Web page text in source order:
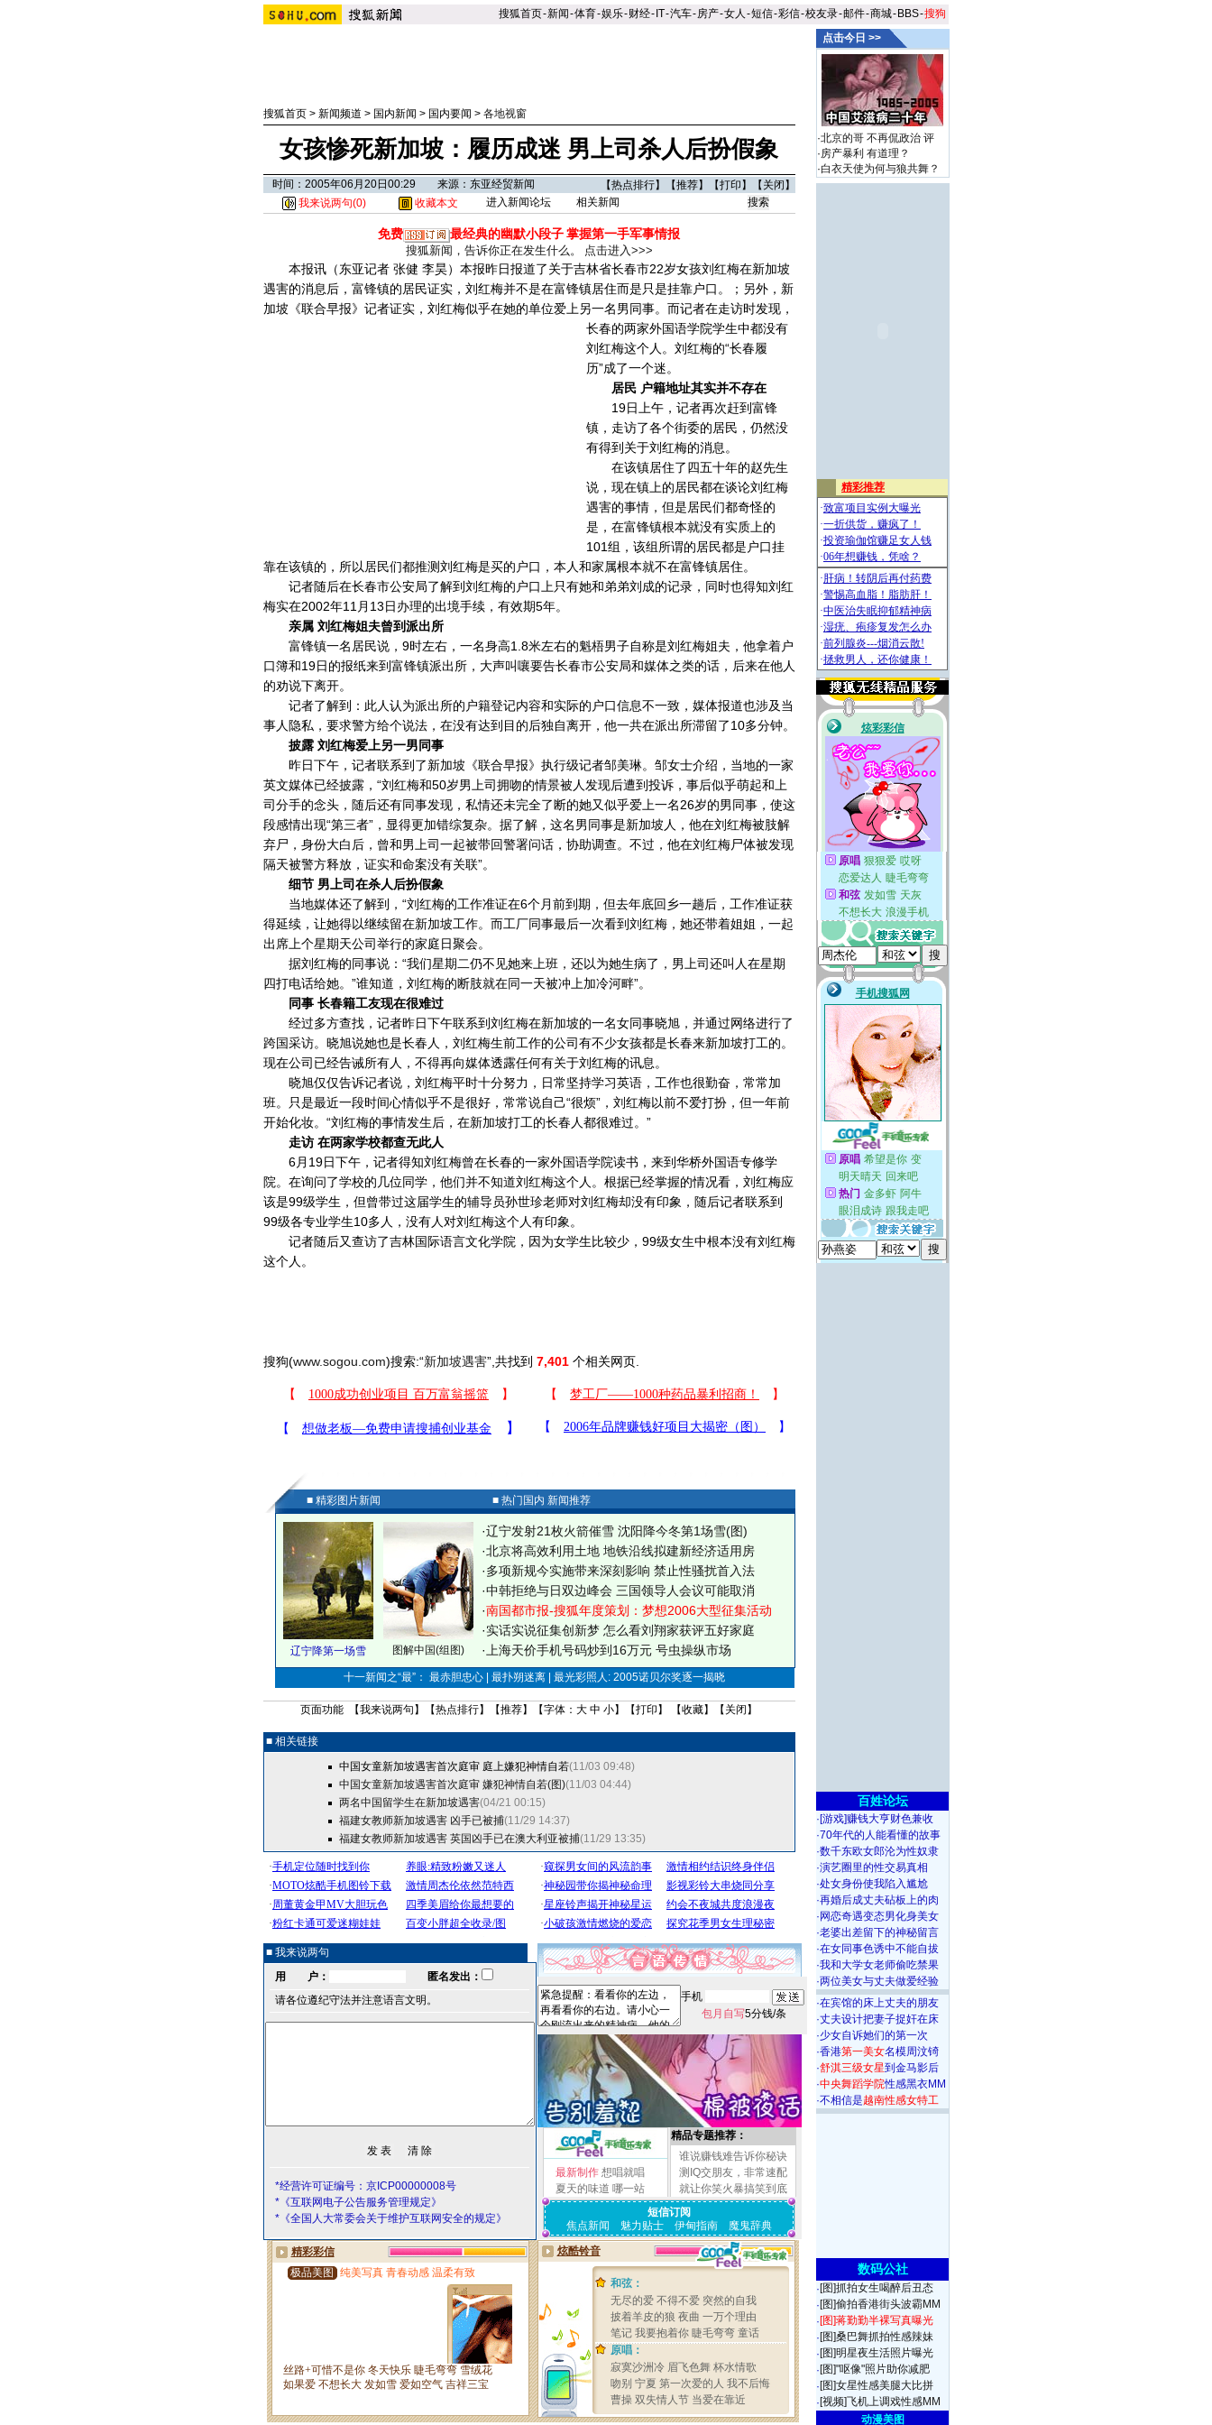
搜狐首页-新闻-体育-娱乐-财经- IT-汽车-房产-女人 -短信-彩信-校友录-邮件-商城- BBS-搜狗
搜狐首页> 新闻频道 > 国内新闻 > 国内要闻 > 各地视窗
女孩惨死新加坡：履历成迷 男上司杀人后扮假象
时间：2005年06月20日00:29 来源：东亚经贸新闻 【热点排行】【推荐】【打印 】【 关闭 】
我来说两句(0) 收藏本文 进入新闻论坛 相关新闻
免费 最经典的幽默小段子掌握第一手军事情报
搜狐新闻，告诉你正在发生什么。 点击进入>>>
本报讯（东亚记者 张健 李昊）本报昨日报道了关于吉林省长春市22岁女孩刘红梅在新加坡
遇害的消息后，富锋镇的居民证实，刘红梅并不是在富锋镇居住而是只是挂靠户口。；另外，新
加坡《联合早报》记者证实，刘红梅似乎在她的单位爱上另一名男同事。 而记者在走访时发现，
长春的两家外国语学院学生中都没有
刘红梅这个人。刘红梅的“长春履
历”成了一个迷。
居民 户籍地址其实并不存在
19日上午，记者再次赶到富锋
镇，走访了各个街委的居民，仍然没
有得到关于刘红梅的消息。
在该镇居住了四五十年的赵先生
说，现在镇上的居民都在谈论刘红梅
遇害的事情，但是居民们都奇怪的
是，在富锋镇根本就没有实质上的
101组，该组所谓的居民都是户口挂
靠在该镇的，所以居民们都推测刘红梅是买的户口，本人和家属根本就不在富锋镇居住。
记者随后在长春市公安局了解到刘红梅的户口上只有她和弟弟刘成的记录，同时也得知刘红
梅实在2002年11月13日办理的出境手续，有效期5年。
亲属 刘红梅姐夫曾到派出所
富锋镇一名居民说，9时左右，一名身高1.8米左右的魁梧男子自称是刘红梅姐夫，他拿着户
口簿和19日的报纸来到富锋镇派出所，大声叫嚷要告长春市公安局和媒体之类的话，后来在他人
的劝说下离开。
记者了解到：此人认为派出所的户籍登记内容和实际的户口信息不一致，媒体报道也涉及当
事人隐私，要求警方给个说法，在没有达到目的后独自离开，他一共在派出所滞留了10多分钟。
披露 刘红梅爱上另一男同事
昨日下午，记者联系到了新加坡《联合早报》执行级记者邹美琳。邹女士介绍，当地的一家
英文媒体已经披露，“刘红梅和50岁男上司拥吻的情景被人发现后遭到投诉，事后似乎萌起和上
司分手的念头，随后还有同事发现，私情还未完全了断的她又似乎爱上一名26岁的男同事，使这
段感情出现“第三者”，显得更加错综复杂。据了解，这名男同事是新加坡人，他在刘红梅被肢解
弃尸，身份大白后，曾和男上司一起被带回警署问话，协助调查。不过，他在刘红梅尸体被发现
隔天被警方释放，证实和命案没有关联”。
细节 男上司在杀人后扮假象
当地媒体还了解到，“刘红梅的工作准证在6个月前到期，但去年底回乡一趟后，工作准证获
得延续，让她得以继续留在新加坡工作。而工厂同事最后一次看到刘红梅，她还带着姐姐，一起
出席上个星期天公司举行的家庭日聚会。
据刘红梅的同事说：“我们星期二仍不见她来上班，还以为她生病了，男上司还叫人在星期
四打电话给她。”谁知道，刘红梅的断肢就在同一天被冲上加冷河畔”。
同事 长春籍工友现在很难过
经过多方查找，记者昨日下午联系到刘红梅在新加坡的一名女同事晓旭，并通过网络进行了
跨国采访。晓旭说她也是长春人，刘红梅生前工作的公司有不少女孩都是长春来新加坡打工的。
现在公司已经告诫所有人，不得再向媒体透露任何有关于刘红梅的讯息。
晓旭仅仅告诉记者说，刘红梅平时十分努力，日常坚持学习英语，工作也很勤奋，常常加
班。只是最近一段时间心情似乎不是很好，常常说自己“很烦”，刘红梅以前不爱打扮，但一年前
开始化妆。“刘红梅的事情发生后，在新加坡打工的长春人都很难过。”
走访 在两家学校都查无此人
6月19日下午，记者得知刘红梅曾在长春的一家外国语学院读书，来到华桥外国语专修学
院。在询问了学校的几位同学，他们并不知道刘红梅这个人。根据已经掌握的情况看，刘红梅应
该是99级学生，但曾带过这届学生的辅导员孙世珍老师对刘红梅却没有印象，随后记者联系到
99级各专业学生10多人，没有人对刘红梅这个人有印象。
记者随后又查访了吉林国际语言文化学院，因为女学生比较少，99级女生中根本没有刘红梅
这个人。
搜狗(www.sogou.com)搜索:“新加坡遇害”,共找到 7,401 个相关网页.
■ 精彩图片新闻 ■ 热门国内 新闻推荐
辽宁降第一场雪 图解中国(组图)
·辽宁发射21枚火箭催雪 沈阳降今冬第1场雪(图)
·北京将高效利用土地 地铁沿线拟建新经济适用房
·多项新规今实施带来深刻影响 禁止性骚扰首入法
·中韩拒绝与日双边峰会 三国领导人会议可能取消
·南国都市报-搜狐年度策划：梦想2006大型征集活动
·实话实说征集创新梦 怎么看刘翔家获评五好家庭
· 上海天价手机号码炒到16万元 号虫操纵市场
十一新闻之“最”： 最赤胆忠心 | 最扑朔迷离 | 最光彩照人: 2005诺贝尔奖逐一揭晓
页面功能 【我来说两句 】【热点排行】【推荐】【字体： 大 中 小】【打印 】 【收藏】【 关闭 】
■ 相关链接
中国女童新加坡遇害首次庭审 庭上嫌犯神情自若(11/03 09:48)
中国女童新加坡遇害首次庭审 嫌犯神情自若(图)(11/03 04:44)
两名中国留学生在新加坡遇害(04/21 00:15)
福建女教师新加坡遇害 凶手已被捕(11/29 14:37)
福建女教师新加坡遇害 英国凶手已在澳大利亚被捕(11/29 13:35)
■ 我来说两句
用 户：
匿名发出：
请各位遵纪守法并注意语言文明。
*经营许可证编号：京ICP00000008号
*《互联网电子公告服务管理规定》
*《全国人大常委会关于维护互联网安全的规定》
手机
包月自写5分钱/条
最新制作 想唱就唱
夏天的味道 哪一站
精品专题推荐：
谁说赚钱难告诉你秘诀
测IQ交朋友，非常速配
就让你笑火暴搞笑到底
短信订阅
焦点新闻
魅力贴士 伊甸指南 魔鬼辞典
点击今日 >>
·北京的哥 不再侃政治 评
·房产暴利 有道理？
·白衣天使为何与狼共舞？
百姓论坛
· [游戏]赚钱大亨财色兼收
·70年代的人能看懂的故事
·数千东欧女郎沦为性奴隶
·演艺圈里的性交易真相
·处女身份使我陷入尴尬
·再婚后成丈夫砧板上的肉
· 网恋奇遇变态男化身美女
·老婆出差留下的神秘留言
·在女同事色诱中不能自拔
·我和大学女老师偷吃禁果
·两位美女与丈夫做爱经验
·在宾馆的床上丈夫的朋友
·丈夫设计把妻子捉奸在床
·少女自诉她们的第一次
·香港第一美女名模周汶锜
·舒淇三级女星到金马影后
·中央舞蹈学院性感黑衣MM
·不相信是越南性感女特工
数码公社
· [图]抓拍女生喝醉后丑态
· [图]偷拍香港街头波霸MM
·[图]蒋勤勤半裸写真曝光
· [图]桑巴舞抓拍性感辣妹
· [图]明星夜生活照片曝光
· [图]"呕像"照片助你减肥
· [图]女星性感美腿大比拼
· [视频]飞机上调戏性感MM
动漫美图